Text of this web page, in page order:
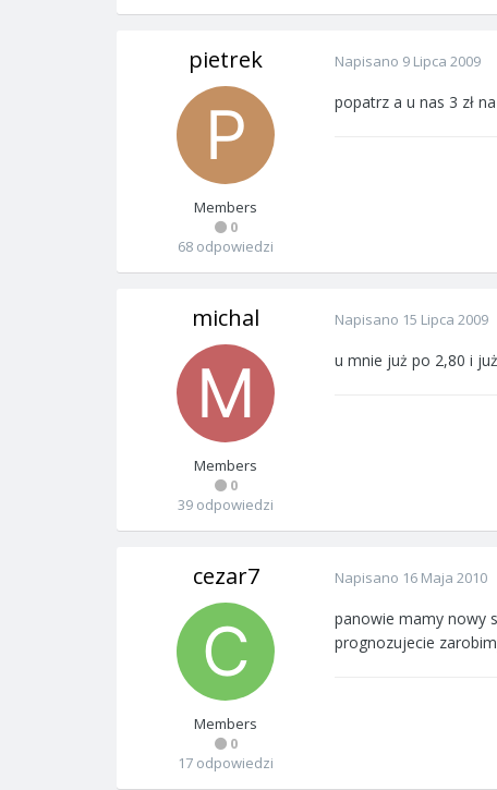
pietrek
Members
0
68 odpowiedzi
Napisano 9 Lipca 2009
popatrz a u nas 3 zł
michal
Members
0
39 odpowiedzi
Napisano 15 Lipca 2009
u mnie już po 2,80 i
cezar7
Members
0
17 odpowiedzi
Napisano 16 Maja 2010
panowie mamy nowy
prognozujecie